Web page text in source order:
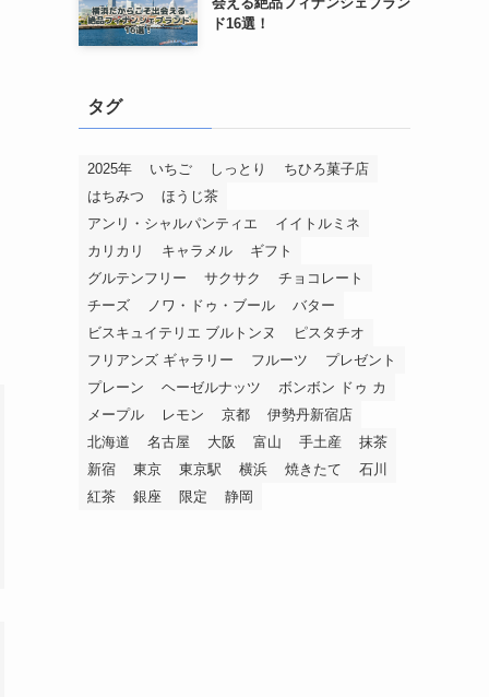
ド16選！
タグ
2025年 いちご しっとり
ちひろ菓子店
はちみつ
ほうじ茶
アンリ・シャルパンティエ
イイトルミネ
カリカリ
キャラメル
ギフト
グルテンフリー
サクサク
チョコレート
チーズ
ノワ・ドゥ・ブール
バター
ビスキュイテリエ ブルトンヌ
ピスタチオ
フリアンズ ギャラリー
フルーツ
プレゼント
プレーン
ヘーゼルナッツ
ボンボン ドゥ カ
メープル
レモン 京都
伊勢丹新宿店
北海道
名古屋 大阪 富山 手土産
抹茶
新宿
東京 東京駅 横浜 焼きたて
石川
紅茶
銀座 限定 静岡